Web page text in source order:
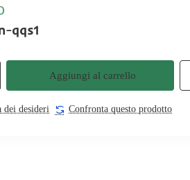
qqs1
Aggiungi al carrello
dei desideri Confronta questo prodotto